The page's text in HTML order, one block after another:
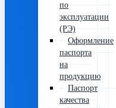
по
эксплуатации
(РЭ)
Оформление
паспорта
на
продукцию
Паспорт
качества